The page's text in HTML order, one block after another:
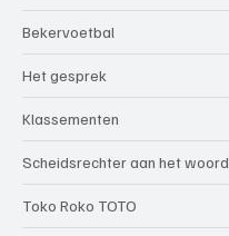
Bekervoetbal
Het gesprek
Klassementen
Scheidsrechter aan het woord
Toko Roko TOTO